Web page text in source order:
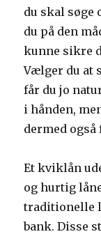
du skal søge
du på den
kunne sikre
Vælger du at
får du jo
i hånden,
dermed
Et kviklån
og hurtig
traditionelle
bank. Disse